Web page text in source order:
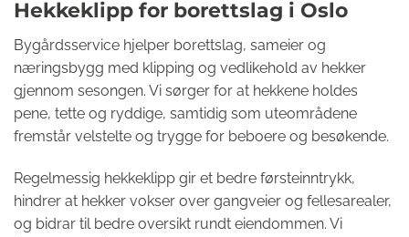
Hekkeklipp for borettslag i Oslo
Bygårdsservice hjelper borettslag, sameier og
næringsbygg med klipping og vedlikehold av hekker
gjennom sesongen. Vi sørger for at hekkene holdes
pene, tette og ryddige, samtidig som uteområdene
fremstår velstelte og trygge for beboere og besøkende.
Regelmessig hekkeklipp gir et bedre førsteinntrykk,
hindrer at hekker vokser over gangveier og fellesarealer,
og bidrar til bedre oversikt rundt eiendommen. Vi